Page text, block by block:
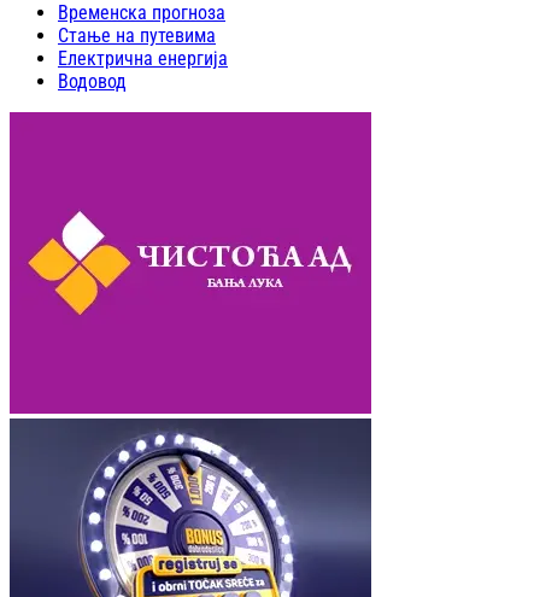
Временска прогноза
Стање на путевима
Електрична енергија
Водовод